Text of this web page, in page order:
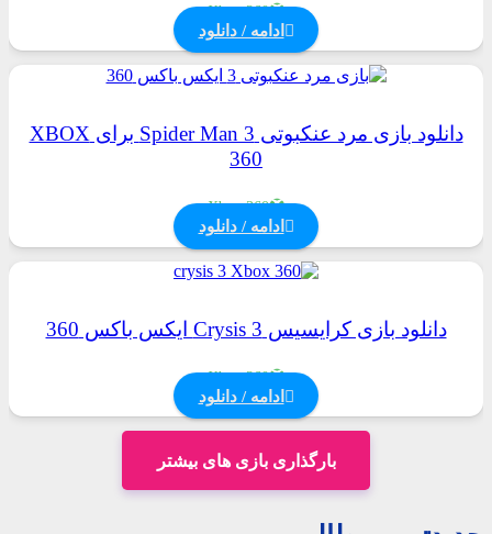
Xbox 360
ادامه / دانلود
دانلود بازی مرد عنکبوتی Spider Man 3 برای XBOX
360
Xbox 360
ادامه / دانلود
دانلود بازی کرایسیس Crysis 3 ایکس باکس 360
Xbox 360
ادامه / دانلود
بارگذاری بازی های بیشتر